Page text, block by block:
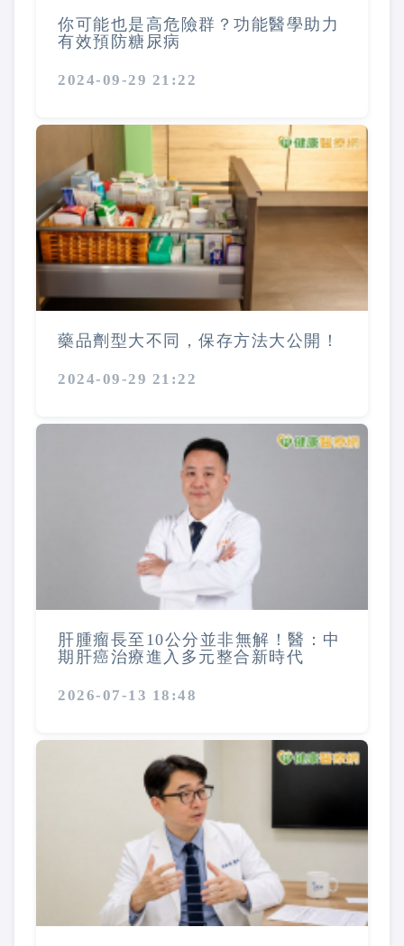
你可能也是高危險群？功能醫學助力
有效預防糖尿病
2024-09-29 21:22
藥品劑型大不同，保存方法大公開！
2024-09-29 21:22
肝腫瘤長至10公分並非無解！醫：中
期肝癌治療進入多元整合新時代
2026-07-13 18:48